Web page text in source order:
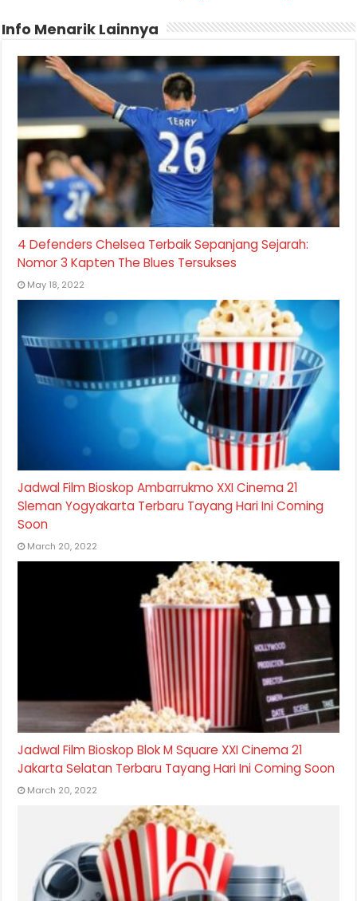
Info Menarik Lainnya
4 Defenders Chelsea Terbaik Sepanjang Sejarah:
Nomor 3 Kapten The Blues Tersukses
May 18, 2022
Jadwal Film Bioskop Ambarrukmo XXI Cinema 21
Sleman Yogyakarta Terbaru Tayang Hari Ini Coming
Soon
March 20, 2022
Jadwal Film Bioskop Blok M Square XXI Cinema 21
Jakarta Selatan Terbaru Tayang Hari Ini Coming Soon
March 20, 2022